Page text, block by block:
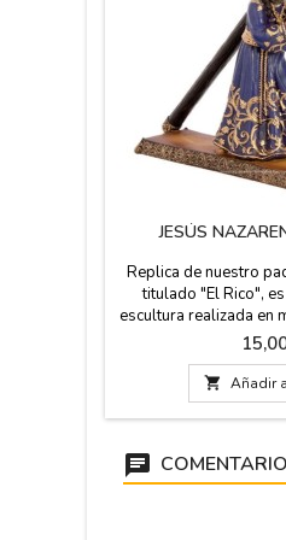
JESÚS
Replica de nuestro
titulado "El Rico",
escultura realizada en
para vestir, de dos
de Mesa del año
cartón el grande y
el pequeño.
viernes Santo en
 Añadir